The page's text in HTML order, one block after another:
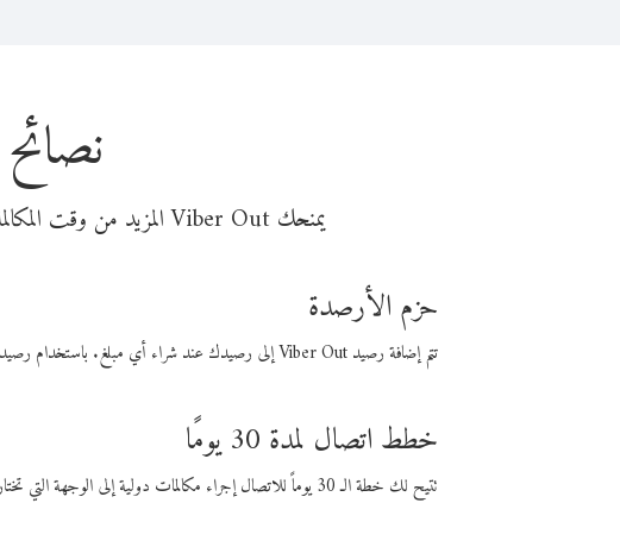
يمنحك Viber Out المزيد من وقت المكالمة مقابل تكلفة أقل من المال. اختر من أحد خيارات الاتصال المرنة ذات السعر المنخفض:
حزم الأرصدة
تتم إضافة رصيد Viber Out إلى رصيدك عند شراء أي مبلغ. باستخدام رصيدك، يمكنك إجراء مكالمات إلى أي رقم في العالم بأسعار فايبر المنخفضة.
خطط اتصال لمدة 30 يومًا
تتيح لك خطة الـ 30 يوماً للاتصال إجراء مكالمات دولية إلى الوجهة التي تختارها لمدة 30 يوماً بأسعار فايبر المنخفضة.